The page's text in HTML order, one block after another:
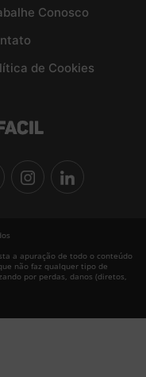
Conosco
de Cookies
a apuração de todo o conteúdo
não faz qualquer tipo de
por perdas, danos (diretos,